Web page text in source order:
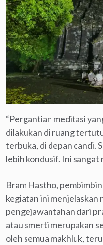
“Pergantian meditasi
dilakukan di ruang
terbuka, di depan candi.
lebih kondusif. Ini sangat
Bram Hastho,
kegiatan ini menjelaskan
pengejawantahan dari
atau smerti merupakan
oleh semua makhluk,